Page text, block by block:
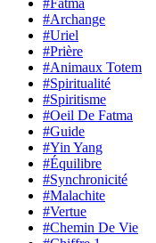
#Archange
#Uriel
#Prière
#Animaux Totem
#Spiritualité
#Spiritisme
#Oeil De Fatma
#Guide
#Yin Yang
#Équilibre
#Synchronicité
#Malachite
#Vertue
#Chemin De Vie